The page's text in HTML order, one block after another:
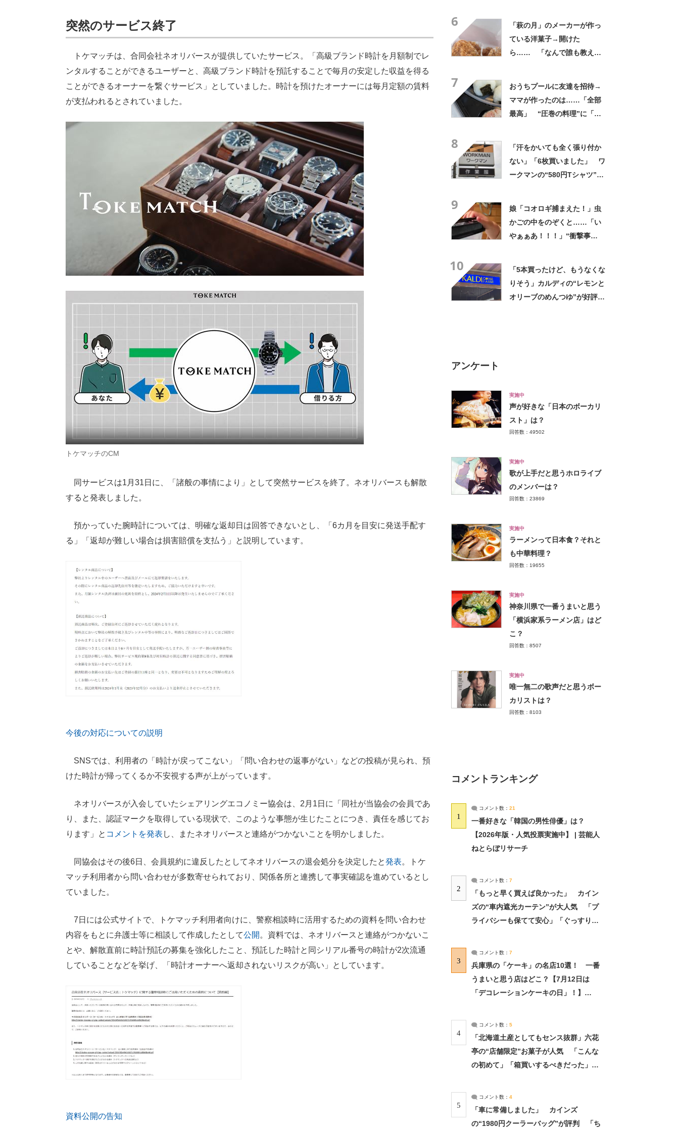
突然のサービス終了
トケマッチは、合同会社ネオリバースが提供していたサービス。「高級ブランド時計を月額制でレ
ンタルすることができるユーザーと、高級ブランド時計を預託することで毎月の安定した収益を得る
ことができるオーナーを繋ぐサービス」としていました。時計を預けたオーナーには毎月定額の賃料
が支払われるとされていました。
トケマッチのCM
同サービスは1月31日に、「諸般の事情により」として突然サービスを終了。ネオリバースも解散
すると発表しました。
預かっていた腕時計については、明確な返却日は回答できないとし、「6カ月を目安に発送手配す
る」「返却が難しい場合は損害賠償を支払う」と説明しています。
今後の対応についての説明
SNSでは、利用者の「時計が戻ってこない」「問い合わせの返事がない」などの投稿が見られ、預
けた時計が帰ってくるか不安視する声が上がっています。
ネオリバースが入会していたシェアリングエコノミー協会は、2月1日に「同社が当協会の会員であ
り、また、認証マークを取得している現状で、このような事態が生じたことにつき、責任を感じてお
ります」と コメントを発表 し、またネオリバースと連絡がつかないことを明かしました。
同協会はその後6日、会員規約に違反したとしてネオリバースの退会処分を決定したと発表。トケ
マッチ利用者から問い合わせが多数寄せられており、関係各所と連携して事実確認を進めているとし
ていました。
7日には公式サイトで、トケマッチ利用者向けに、警察相談時に活用するための資料を問い合わせ
内容をもとに弁護士等に相談して作成したとして公開 。資料では、ネオリバースと連絡がつかないこ
とや、解散直前に時計預託の募集を強化したこと、預託した時計と同シリアル番号の時計が2次流通
していることなどを挙げ、「時計オーナーへ返却されないリスクが高い」としています。
資料公開の告知
6
「萩の月」のメーカーが作っ
ている洋菓子→開けた
ら…… 「なんで誰も教えて
7
おうちプールに友達を招待→
ママが作ったのは……「全部
最高」 “圧巻の料理”に「う
8
「汗をかいても全く張り付か
ない」「6枚買いました」 ワ
ークマンの“580円Tシャツ”が
9
娘「コオロギ捕まえた！」虫
かごの中をのぞくと……「い
やぁぁあ！！！」“衝撃事
10
「5本買ったけど、もうなくな
りそう」カルディの“レモンと
オリーブのめんつゆ”が好評
アンケート
実施中
声が好きな「日本のボーカリ
スト」は？
回答数：49502
実施中
歌が上手だと思うホロライブ
のメンバーは？
回答数：23869
実施中
ラーメンって日本食？それと
も中華料理？
回答数：19655
実施中
神奈川県で一番うまいと思う
「横浜家系ラーメン店」はど
こ？
回答数：8507
実施中
唯一無二の歌声だと思うボー
カリストは？
回答数：8103
コメントランキング
1
コメント数： 21
一番好きな「韓国の男性俳優」は？
【2026年版・人気投票実施中】 | 芸能人
ねとらぼリサーチ
2
コメント数： 7
「もっと早く買えば良かった」 カイン
ズの“車内遮光カーテン”が大人気 「プ
ライバシーも保てて安心」「ぐっすり眠
3
コメント数： 7
兵庫県の「ケーキ」の名店10選！ 一番
うまいと思う店はどこ？【7月12日は
「デコレーションケーキの日」！】
4
コメント数： 5
「北海道土産としてもセンス抜群」六花
亭の“店舗限定”お菓子が人気 「こんな
の初めて」「箱買いするべきだった」
5
コメント数： 4
「車に常備しました」 カインズ
の“1980円クーラーバッグ”が評判 「ち